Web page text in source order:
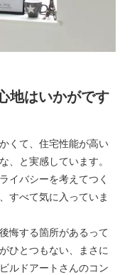
地はいかがです
くて、住宅性能が高い
、と実感しています。
イバシーを考えてつく
すべて気に入っていま
悔する箇所があるって
ひとつもない、まさに
ルドアートさんのコン